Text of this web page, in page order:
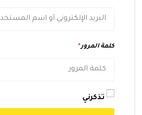
كلمة المرور*
تذكرني